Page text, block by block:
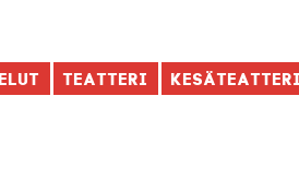
Teatteri Kesäteatteri